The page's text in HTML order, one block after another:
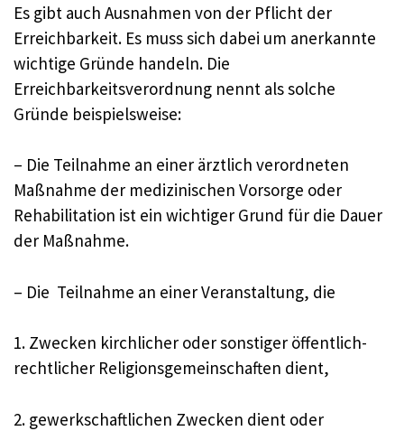
Es gibt auch Ausnahmen von der Pflicht der
Erreichbarkeit. Es muss sich dabei um anerkannte
wichtige Gründe handeln. Die
Erreichbarkeitsverordnung nennt als solche
Gründe beispielsweise:
– Die Teilnahme an einer ärztlich verordneten
Maßnahme der medizinischen Vorsorge oder
Rehabilitation ist ein wichtiger Grund für die Dauer
der Maßnahme.
– Die Teilnahme an einer Veranstaltung, die
1. Zwecken kirchlicher oder sonstiger öffentlich-
rechtlicher Religionsgemeinschaften dient,
2. gewerkschaftlichen Zwecken dient oder